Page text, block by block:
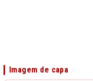
Imagem de capa